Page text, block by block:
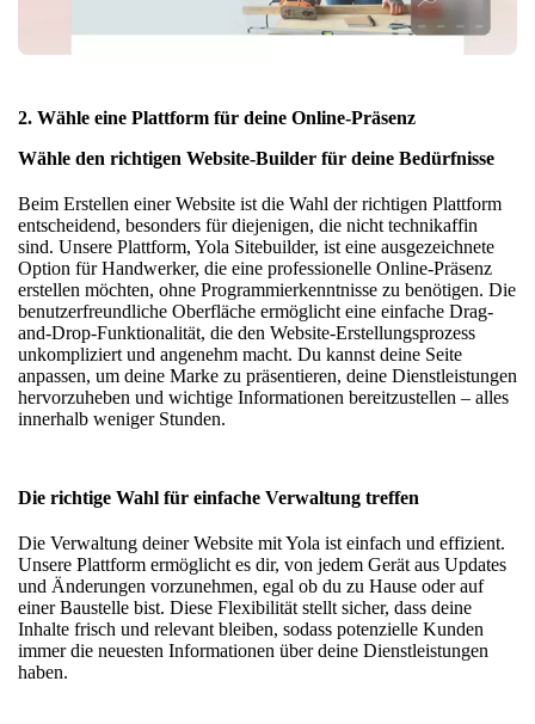
2. Wähle eine Plattform für deine Online-Präsenz
Wähle den richtigen Website-Builder für deine Bedürfnisse
Beim Erstellen einer Website ist die Wahl der richtigen Plattform
entscheidend, besonders für diejenigen, die nicht technikaffin
sind. Unsere Plattform, Yola Sitebuilder, ist eine ausgezeichnete
Option für Handwerker, die eine professionelle Online-Präsenz
erstellen möchten, ohne Programmierkenntnisse zu benötigen. Die
benutzerfreundliche Oberfläche ermöglicht eine einfache Drag-
and-Drop-Funktionalität, die den Website-Erstellungsprozess
unkompliziert und angenehm macht. Du kannst deine Seite
anpassen, um deine Marke zu präsentieren, deine Dienstleistungen
hervorzuheben und wichtige Informationen bereitzustellen – alles
innerhalb weniger Stunden.
Die richtige Wahl für einfache Verwaltung treffen
Die Verwaltung deiner Website mit Yola ist einfach und effizient.
Unsere Plattform ermöglicht es dir, von jedem Gerät aus Updates
und Änderungen vorzunehmen, egal ob du zu Hause oder auf
einer Baustelle bist. Diese Flexibilität stellt sicher, dass deine
Inhalte frisch und relevant bleiben, sodass potenzielle Kunden
immer die neuesten Informationen über deine Dienstleistungen
haben.